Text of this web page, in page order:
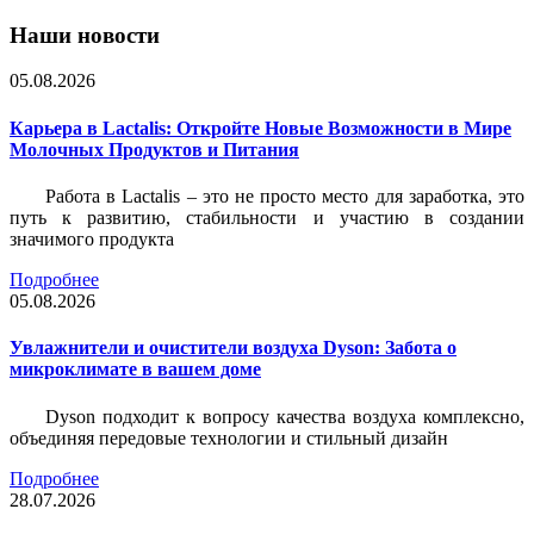
Наши новости
05.08.2026
Карьера в Lactalis: Откройте Новые Возможности в Мире
Молочных Продуктов и Питания
Работа в Lactalis – это не просто место для заработка, это
путь к развитию, стабильности и участию в создании
значимого продукта
Подробнее
05.08.2026
Увлажнители и очистители воздуха Dyson: Забота о
микроклимате в вашем доме
Dyson подходит к вопросу качества воздуха комплексно,
объединяя передовые технологии и стильный дизайн
Подробнее
28.07.2026